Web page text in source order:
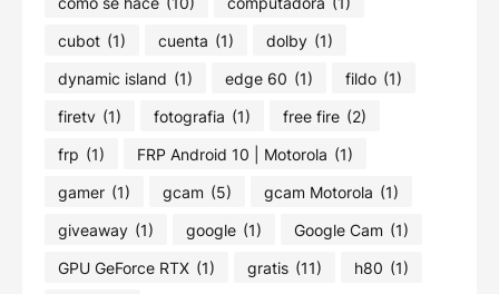
cubot (1) cuenta (1) dolby (1)
dynamic island (1) edge 60 (1) fildo (1)
firetv (1) fotografia (1) free fire (2)
frp (1) FRP Android 10 | Motorola (1)
gamer (1) gcam (5) gcam Motorola (1)
giveaway (1) google (1) Google Cam (1)
GPU GeForce RTX (1) gratis (11) h80 (1)